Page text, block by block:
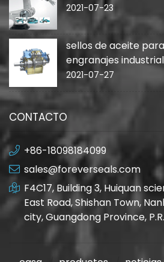
2021-07-23
sellos de aceite
engranajes
cambios
2021-07-27
CONTACTO
+86-18098184099
sales@foreverseals.com
F4C17, Building 3, Huiquan
East Road, Shishan Town,
city, Guangdong Province,